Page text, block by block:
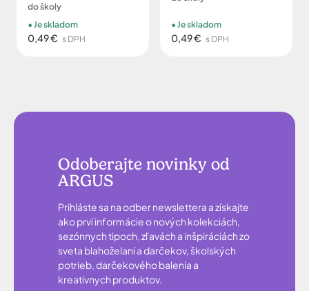
do školy
0,49 € s DPH
Je skladom
0,49 € s DPH
Je skladom
Odoberajte novinky od
ARGUS
Prihláste sa na odber newslettera a získajte
ako prví informácie o nových kolekciách,
sezónnych tipoch, zľavách a inšpiráciách zo
sveta blahoželaní a darčekov, školských
potrieb, darčekového balenia a
kreatívnych produktov.